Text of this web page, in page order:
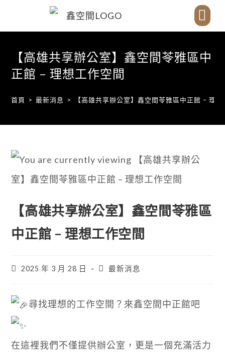
【高雄共享辦公室】鑫空間苓雅區中
正館 – 理想工作空間
首頁 > 最新消息 > 【高雄共享辦公室】鑫空間苓雅區中正館 – 理
【高雄共享辦公室】鑫空間苓雅區
中正館 – 理想工作空間
2025 年 3 月 28 日 最新消息
尋找理想的工作空間？來鑫空間中正館吧
在這裡我們不僅提供辦公室，更是一個充滿活力